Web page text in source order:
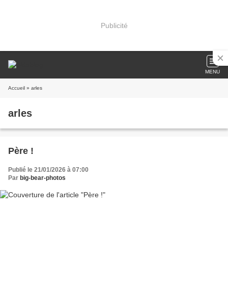
Publicité
MENU
Accueil » arles
arles
Père !
Publié le 21/01/2026 à 07:00
Par big-bear-photos